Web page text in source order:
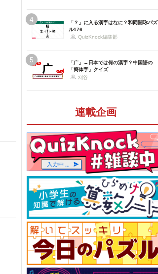
4
「？」に入る漢字はなに？和同開珎パズ
ル176
QuizKnock編集部
5
「广」←日本では何の漢字？中国語の
「簡体字」クイズ
刈谷
連載企画